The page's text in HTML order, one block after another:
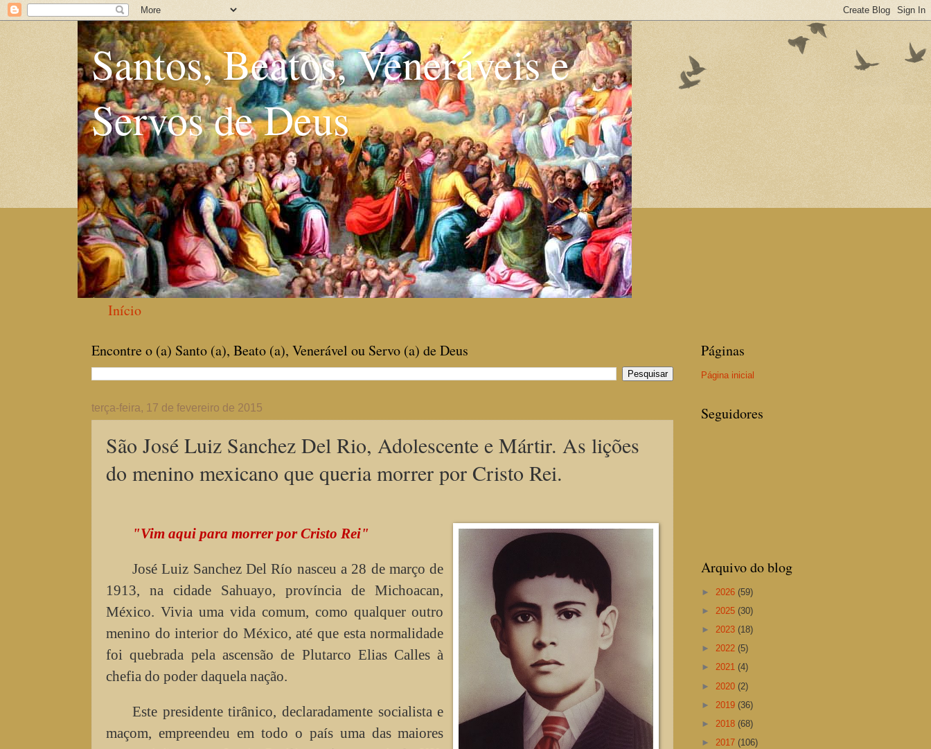
Santos, Beatos, Veneráveis e
Servos de Deus
Início
Encontre o (a) Santo (a), Beato (a), Venerável ou Servo (a) de Deus
terça-feira, 17 de fevereiro de 2015
São José Luiz Sanchez Del Rio, Adolescente e Mártir. As lições
do menino mexicano que queria morrer por Cristo Rei.
"Vim aqui para morrer por Cristo Rei"
José Luiz Sanchez Del Río nasceu a 28 de março de
1913, na cidade Sahuayo, província de Michoacan,
México. Vivia uma vida comum, como qualquer outro
menino do interior do México, até que esta normalidade
foi quebrada pela ascensão de Plutarco Elias Calles à
chefia do poder daquela nação.
Este presidente tirânico, declaradamente socialista e
maçom, empreendeu em todo o país uma das maiores
Páginas
Página inicial
Seguidores
Arquivo do blog
► 2026 (59)
► 2025 (30)
► 2023 (18)
► 2022 (5)
► 2021 (4)
► 2020 (2)
► 2019 (36)
► 2018 (68)
► 2017 (106)